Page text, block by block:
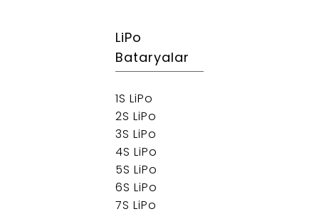
LiPo
Bataryalar
1S LiPo
2S LiPo
3S LiPo
4S LiPo
5S LiPo
6S LiPo
7S LiPo